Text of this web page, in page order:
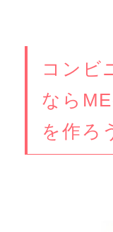
コンビ
なら
を作ろ